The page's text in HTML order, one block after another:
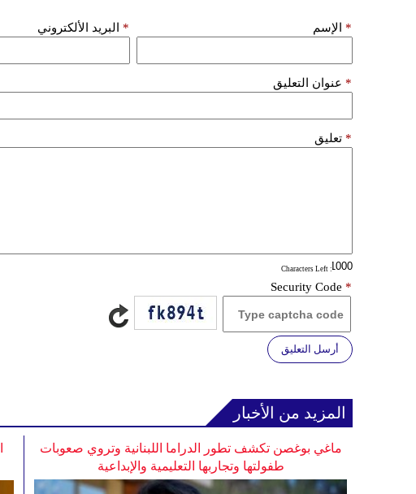
الإسم * البريد الألكتروني *
عنوان التعليق *
تعليق *
: Characters Left
Security Code *
أرسل التعليق
المزيد من الأخبار
ماغي بوغصن تكشف تطور الدراما اللبنانية وتروي صعوبات
طفولتها وتجاربها التعليمية والإبداعية